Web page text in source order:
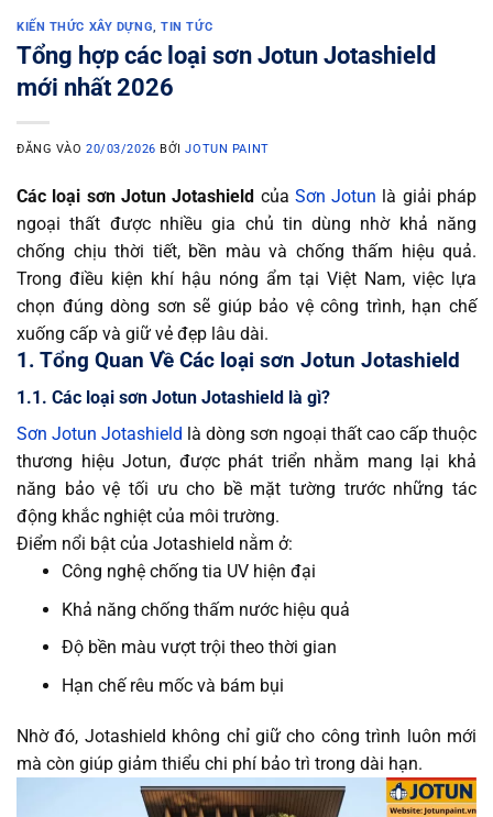
KIẾN THỨC XÂY DỰNG,TIN TỨC
Tổng hợp các loại sơn Jotun Jotashield
mới nhất 2026
ĐĂNG VÀO20/03/2026 BỞIJOTUN PAINT
Các loại sơn Jotun Jotashield của Sơn Jotun là giải pháp
ngoại thất được nhiều gia chủ tin dùng nhờ khả năng
chống chịu thời tiết, bền màu và chống thấm hiệu quả.
Trong điều kiện khí hậu nóng ẩm tại Việt Nam, việc lựa
chọn đúng dòng sơn sẽ giúp bảo vệ công trình, hạn chế
xuống cấp và giữ vẻ đẹp lâu dài.
1. Tổng Quan Về Các loại sơn Jotun Jotashield
1.1. Các loại sơn Jotun Jotashield là gì?
Sơn Jotun Jotashield là dòng sơn ngoại thất cao cấp thuộc
thương hiệu Jotun, được phát triển nhằm mang lại khả
năng bảo vệ tối ưu cho bề mặt tường trước những tác
động khắc nghiệt của môi trường.
Điểm nổi bật của Jotashield nằm ở:
Công nghệ chống tia UV hiện đại
Khả năng chống thấm nước hiệu quả
Độ bền màu vượt trội theo thời gian
Hạn chế rêu mốc và bám bụi
Nhờ đó, Jotashield không chỉ giữ cho công trình luôn mới
mà còn giúp giảm thiểu chi phí bảo trì trong dài hạn.